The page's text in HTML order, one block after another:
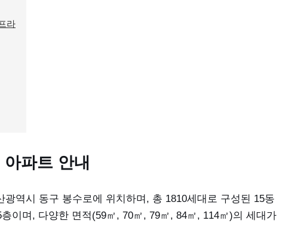
라
파트 안내
역시 동구 봉수로에 위치하며, 총 1810세대로 구성된 15동
이며, 다양한 면적(59㎡, 70㎡, 79㎡, 84㎡, 114㎡)의 세대가